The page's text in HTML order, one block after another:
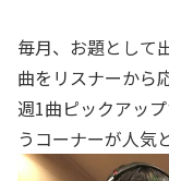
毎月、お題として
曲をリスナーから
週1曲ピックアッ
うコーナーが人気